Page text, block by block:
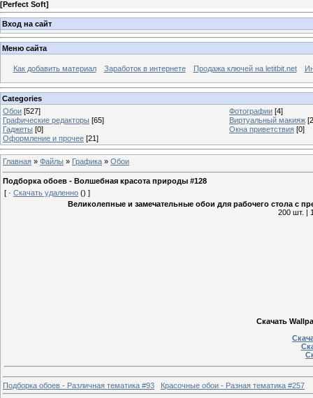
[Perfect Soft]
Вход на сайт
Меню сайта
Как добавить материал Заработок в интернете Продажа ключей на letitbit.net
Categories
Обои [527] Фотографии [4]
Графические редакторы [65] Виртуальный макияж
Гаджеты [0] Окна приветствия [0]
Оформление и прочее [21]
Главная » Файлы » Графика » Обои
Подборка обоев - Волшебная красота природы #128
[ · Скачать удаленно () ]
Великолепные и замечательные обои для рабочего стола
200 шт. |
Скачать
Подборка обоев - Различная тематика #93 Красочные обои - Разная тематика #257